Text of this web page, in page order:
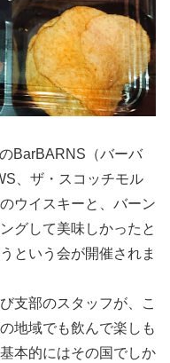
BarBARNS（バーバ
、ザ・スコッチモル
ウイスキーと、バーン
グして美味しかったと
という会が開催されま
支部のスタッフが、こ
地域でも飲んで楽しも
本的にはその国でしか